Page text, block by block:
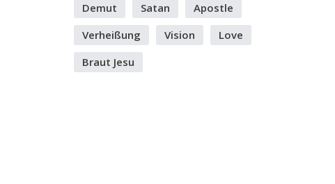
Demut
Satan
Apostle
Verheißung
Vision
Love
Braut Jesu